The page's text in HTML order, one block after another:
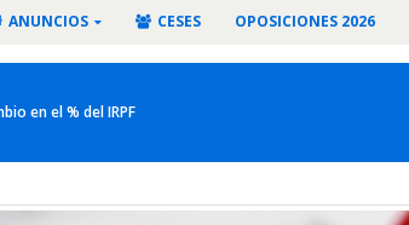
ANUNCIOS CESES OPOSICIONES 2026
en el % del IRPF